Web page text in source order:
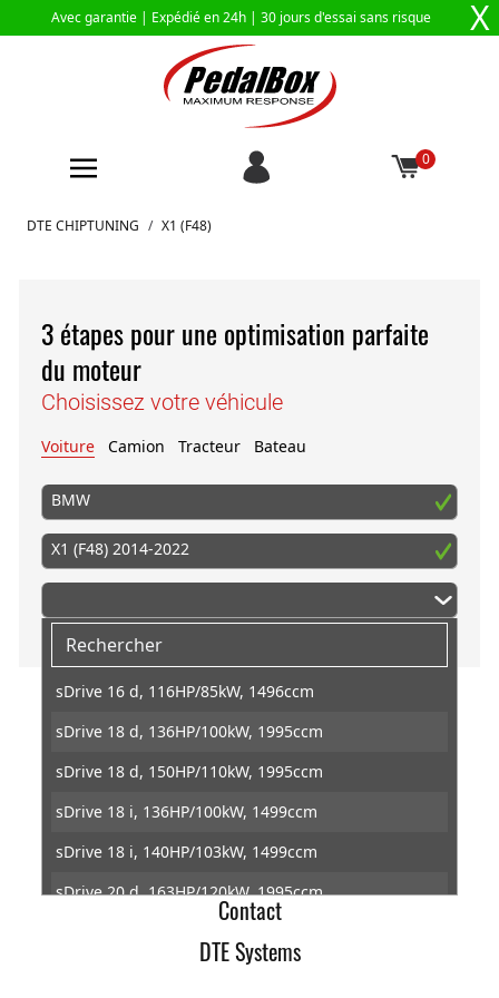
Avec garantie | Expédié en 24h | 30 jours d'essai sans risque X
0
Aller au contenu
DTE CHIPTUNING / X1 (F48)
3 étapes pour une optimisation parfaite
du moteur
Choisissez votre véhicule
Voiture Camion Tracteur Bateau
BMW
X1 (F48) 2014-2022
sDrive 16 d, 116HP/85kW, 1496ccm
sDrive 18 d, 136HP/100kW, 1995ccm
sDrive 18 d, 150HP/110kW, 1995ccm
sDrive 18 i, 136HP/100kW, 1499ccm
sDrive 18 i, 140HP/103kW, 1499ccm
sDrive 20 d, 163HP/120kW, 1995ccm
DTE Systems
Conditions générales de ventes
Retractation
Protection des données
Contact
DTE Systems